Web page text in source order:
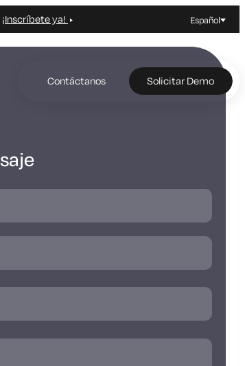
¡Inscríbete ya! Español
Contáctanos Solicitar Demo